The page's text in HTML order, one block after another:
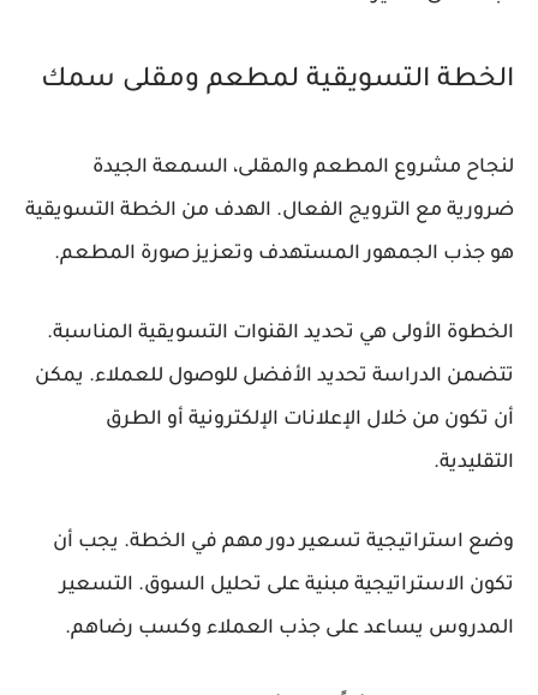
الخطة التسويقية لمطعم ومقلى سمك
لنجاح مشروع المطعم والمقلى، السمعة الجيدة
ضرورية مع الترويج الفعال. الهدف من الخطة التسويقية
هو جذب الجمهور المستهدف وتعزيز صورة المطعم.
الخطوة الأولى هي تحديد القنوات التسويقية المناسبة.
تتضمن الدراسة تحديد الأفضل للوصول للعملاء. يمكن
أن تكون من خلال الإعلانات الإلكترونية أو الطرق
التقليدية.
وضع استراتيجية تسعيردور مهم في الخطة. يجب أن
تكون الاستراتيجية مبنية على تحليل السوق. التسعير
المدروس يساعد على جذب العملاء وكسب رضاهم.